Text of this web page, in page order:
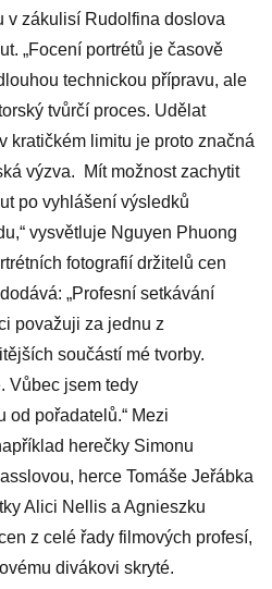
v zákulisí Rudolfina doslova
„Focení portrétů je časově
technickou přípravu, ale
tvůrčí proces. Udělat
kratičkém limitu je proto značná
výzva. Mít možnost zachytit
po vyhlášení výsledků
vysvětluje Nguyen Phuong
fotografií držitelů cen
„Profesní setkávání
považuji za jednu z
součástí mé tvorby.
Vůbec jsem tedy
od pořadatelů.“ Mezi
herečky Simonu
herce Tomáše Jeřábka
Alici Nellis a Agnieszku
z celé řady filmových profesí,
divákovi skryté.